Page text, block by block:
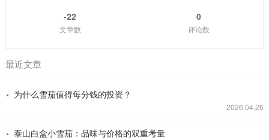
买不仅关乎一根烟的品质，更是一次文化与格调的...
-22
文章数
0
评论数
最近文章
为什么雪茄值得每分钱的投资？
2026.04.26
泰山白盒小雪茄：品味与价格的双重考量